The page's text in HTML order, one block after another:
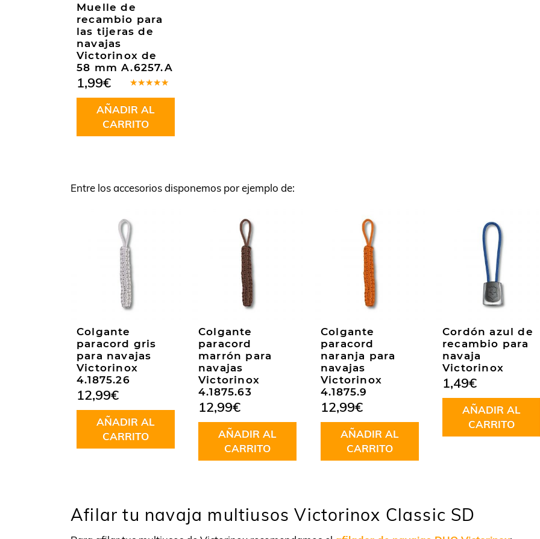
Muelle de
recambio para
las tijeras de
navajas
Victorinox de
58 mm A.6257.A
en5.00de
5
1,99€
AÑADIR AL
CARRITO
Entre los accesorios disponemos por ejemplo de:
Colgante
paracord gris
para navajas
Victorinox
4.1875.26
12,99€
AÑADIR AL
CARRITO
Colgante
paracord
marrón para
navajas
Victorinox
4.1875.63
12,99€
AÑADIR AL
CARRITO
Colgante
paracord
naranja para
navajas
Victorinox
4.1875.9
12,99€
AÑADIR AL
CARRITO
Cordón azul de
recambio para
navaja
Victorinox
1,49€
AÑADIR AL
CARRITO
Afilar tu navaja multiusos Victorinox Classic SD